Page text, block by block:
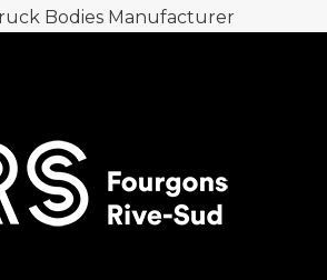
Bodies Manufacturer